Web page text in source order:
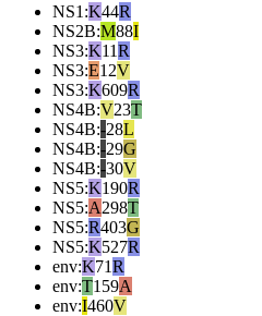
NS1 :K44R
NS2B:M88I
NS3:K11R
NS3:E12V
NS3:K609R
NS4B:V23T
NS4B:-28L
NS4B:-29G
NS4B:-30V
NS5:K190R
NS5:A298T
NS5:R403G
NS5:K527R
env:K71R
env:T159A
env:I460V